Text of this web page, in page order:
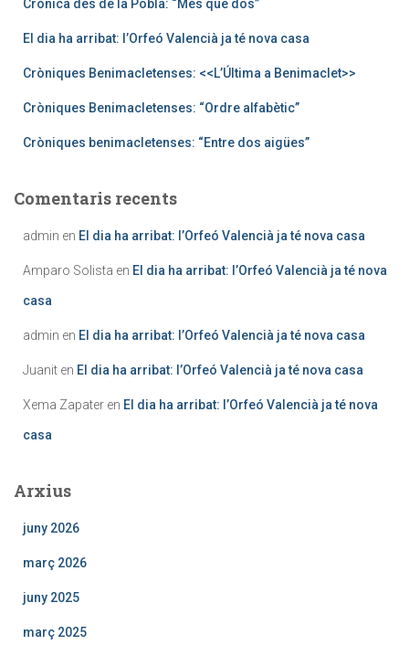
Crònica des de la Pobla: “Més que dos”
El dia ha arribat: l’Orfeó Valencià ja té nova casa
Cròniques Benimacletenses: <<L’Última a Benimaclet>>
Cròniques Benimacletenses: “Ordre alfabètic”
Cròniques benimacletenses: “Entre dos aigües”
Comentaris recents
admin en El dia ha arribat: l’Orfeó Valencià ja té nova casa
Amparo Solista en El dia ha arribat: l’Orfeó Valencià ja té nova
casa
admin en El dia ha arribat: l’Orfeó Valencià ja té nova casa
Juanit en El dia ha arribat: l’Orfeó Valencià ja té nova casa
Xema Zapater en El dia ha arribat: l’Orfeó Valencià ja té nova
casa
Arxius
juny 2026
març 2026
juny 2025
març 2025